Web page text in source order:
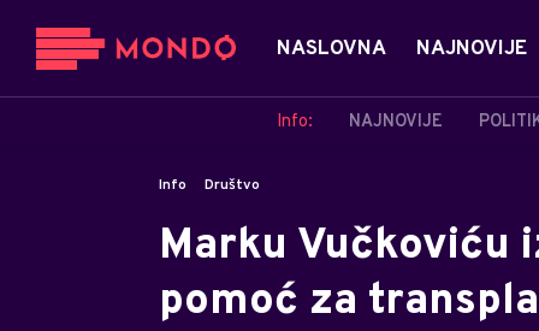
NASLOVNA NAJNOVIJE
Info: NAJNOVIJE
Info Društvo
Marku Vučkoviću
pomoć za